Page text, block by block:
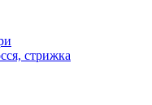
стрижка